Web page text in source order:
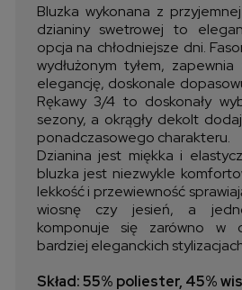
Bluzka wykonana z
dzianiny swetrowej to
opcja na chłodniejsze dni.
wydłużonym tyłem,
elegancję, doskonale
Rękawy 3/4 to doskonały
sezony, a okrągły dekolt
ponadczasowego charakteru.
Dzianina jest miękka i
bluzka jest niezwykle
lekkość i przewiewność
wiosnę czy jesień, a
komponuje się zarówno w
bardziej eleganckich
Skład: 55% poliester, 45%